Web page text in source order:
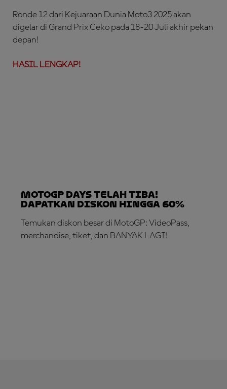
Ronde 12 dari Kejuaraan Dunia Moto3 2025 akan
digelar di Grand Prix Ceko pada 18-20 Juli akhir pekan
depan!
HASIL LENGKAP!
MotoGP DAYS TELAH TIBA!
Dapatkan Diskon hingga 60%
Temukan diskon besar di MotoGP: VideoPass,
merchandise, tiket, dan BANYAK LAGI!